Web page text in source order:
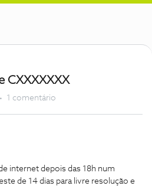
CXXXXXXX
1 comentário
internet depois das 18h num
de 14 dias para livre resolução e